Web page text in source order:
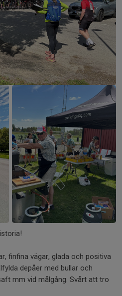
+2
finfina vägar, glada och positiva
depåer med bullar och
mm vid målgång. Svårt att tro